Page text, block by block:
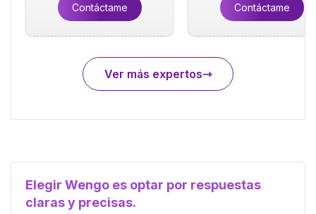
Contáctame Contáctame
Ver más expertos
Elegir Wengo es optar por respuestas
claras y precisas.